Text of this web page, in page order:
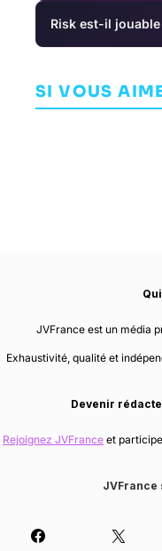
Risk est-il
SI VOUS
JEU DE RÔLE (RPG)
JVFrance est un média
Exhaustivité, qualité et
Devenir
Rejoignez JVFrance et
JVFrance